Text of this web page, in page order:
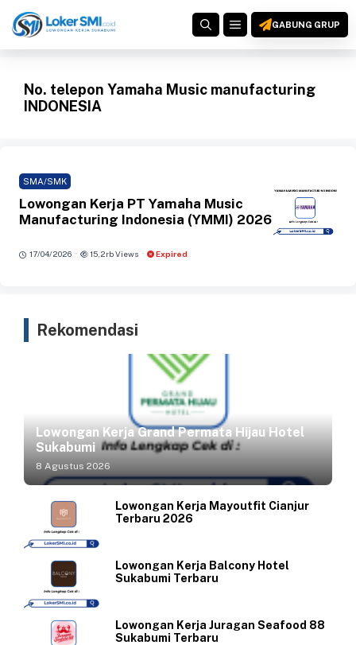
ke
MENUGABUNG GRUP
No. telepon Yamaha Music manufacturing
INDONESIA
SMA/SMK
Lowongan Kerja PT Yamaha Music
Manufacturing Indonesia (YMMI) 2026
17/04/2026 · 15,2rb Views · Expired
Rekomendasi
Lowongan Kerja Grand Permata Hijau Hotel
Sukabumi
8 Agustus 2026
Lowongan Kerja Mayoutfit Cianjur
Terbaru 2026
Lowongan Kerja Balcony Hotel
Sukabumi Terbaru
Lowongan Kerja Juragan Seafood 88
Sukabumi Terbaru